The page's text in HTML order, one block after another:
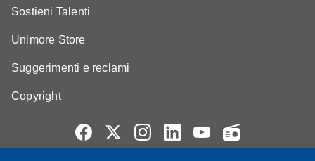
Sostieni Talenti
Unimore Store
Suggerimenti e reclami
Copyright